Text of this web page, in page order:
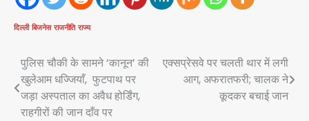
दिल्ली बिजनेस राजनीति राज्य
Post
navigation
पुलिस चौकी के सामने ‘कानून’ की
खुलेआम धज्जियाँ, फुटपाथ पर
जड़ा अस्पताल का अवैध होर्डिंग,
राहगीरों की जान दाँव पर
एक्सप्रेसवे पर चलती थार में लगी
आग, अफरातफरी; चालक ने
कूदकर बचाई जान